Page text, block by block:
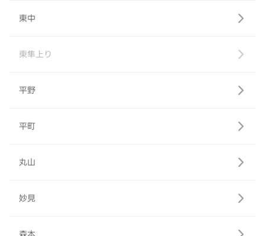
東中
東隼上り
平野
平町
丸山
妙見